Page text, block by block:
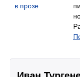
в прозе